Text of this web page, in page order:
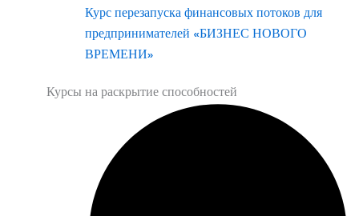
Курс перезапуска финансовых потоков для
предпринимателей «БИЗНЕС НОВОГО
ВРЕМЕНИ»
Курсы на раскрытие способностей